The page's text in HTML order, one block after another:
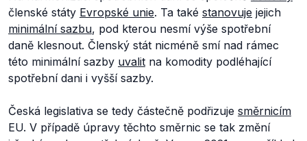
členské státy Evropské unie. Ta také stanovuje jejich
minimální sazbu, pod kterou nesmí výše spotřební
daně klesnout. Členský stát nicméně smí nad rámec
této minimální sazby uvalit na komodity podléhající
spotřební dani i vyšší sazby.
Česká legislativa se tedy částečně podřizuje směrnicím
EU. V případě úpravy těchto směrnic se tak změní